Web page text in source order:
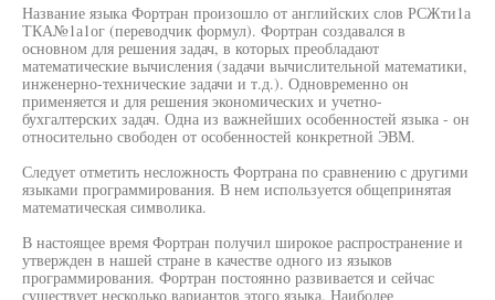
Название языка Фортран произошло от английских слов РСЖти1а
ТКА№1а1ог (переводчик формул). Фортран создавался в
основном для решения задач, в которых преобладают
математические вычисления (задачи вычислительной математики,
инженерно-технические задачи и т.д.). Одновременно он
применяется и для решения экономических и учетно-
бухгалтерских задач. Одна из важнейших особенностей языка - он
относительно свободен от особенностей конкретной ЭВМ.
Следует отметить несложность Фортрана по сравнению с другими
языками программирования. В нем используется общепринятая
математическая символика.
В настоящее время Фортран получил широкое распространение и
утвержден в нашей стране в качестве одного из языков
программирования. Фортран постоянно развивается и сейчас
существует несколько вариантов этого языка. Наиболее